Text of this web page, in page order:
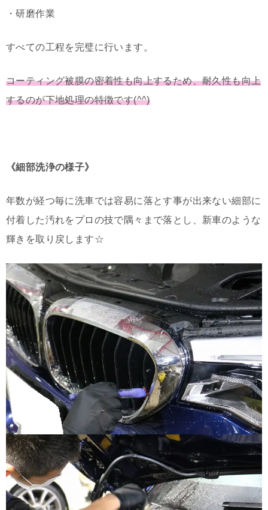
・研磨作業
すべての工程を完璧に行います。
コーティング被膜の密着性も向上するため、耐久性も向上
するのが下地処理の特徴です(^^)
《細部洗浄の様子》
年数が経つ毎に洗車では容易に落とす事が出来ない細部に
付着した汚れをプロの技で隅々まで落とし、新車のような
輝きを取り戻します☆